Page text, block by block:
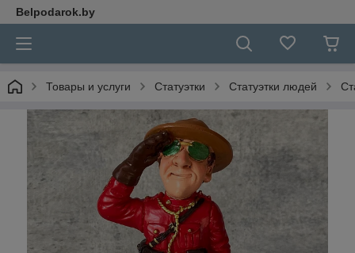
Belpodarok.by
Товары и услуги Статуэтки Статуэтки людей